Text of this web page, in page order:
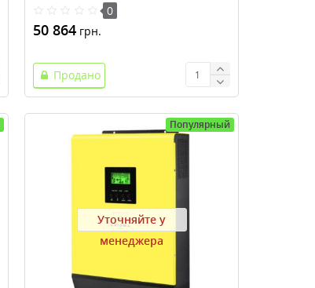
0
50 864 грн.
Продано
Популярный
Уточняйте у
менеджера